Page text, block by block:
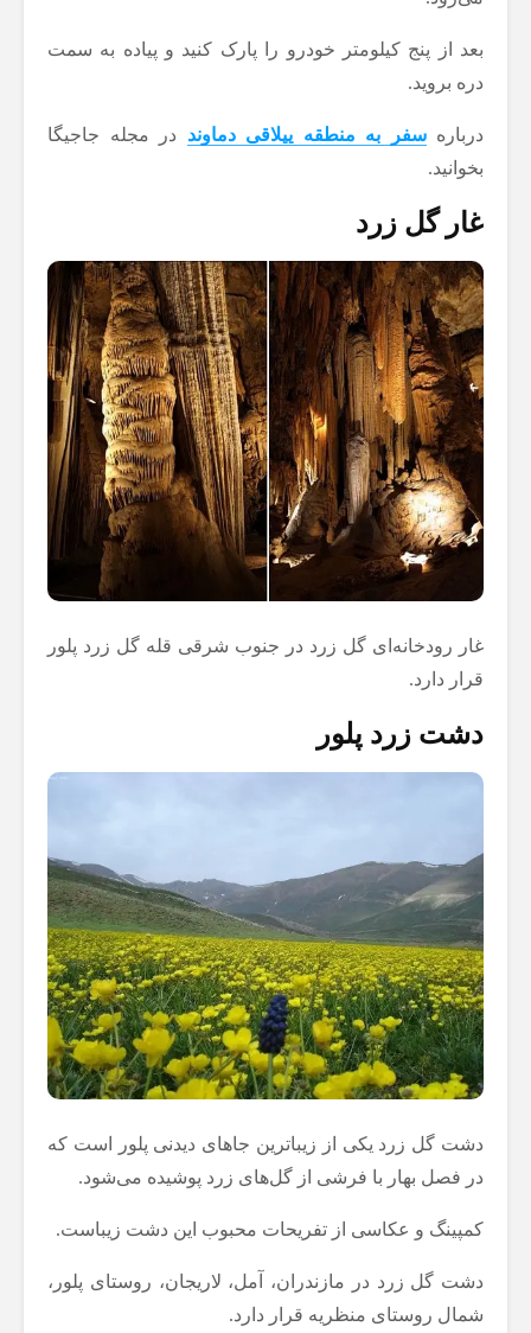
بعد از پنج کیلومتر خودرو را پارک کنید و پیاده به سمت
دره بروید.
دربارهسفر به منطقه ییلاقی دماوند در مجله جاجیگا
بخوانید.
غار گل زرد
غار رودخانه‌ای گل زرد در جنوب شرقی قله گل زرد پلور
قرار دارد.
دشت زرد پلور
دشت گل زرد یکی از زیباترین جاهای دیدنی پلور است که
در فصل بهار با فرشی از گل‌های زرد پوشیده می‌شود.
کمپینگ و عکاسی از تفریحات محبوب این دشت زیباست.
دشت گل زرد در مازندران، آمل، لاریجان، روستای پلور،
شمال روستای منظریه قرار دارد.